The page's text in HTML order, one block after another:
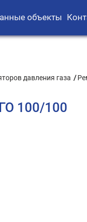
объекты
давления газа
100/100